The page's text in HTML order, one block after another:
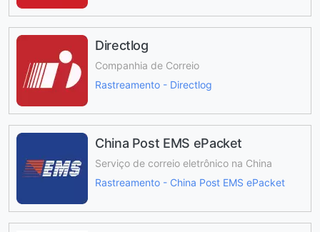
Directlog
Companhia de Correio
Rastreamento - Directlog
China Post EMS ePacket
Serviço de correio eletrônico na China
Rastreamento - China Post EMS ePacket